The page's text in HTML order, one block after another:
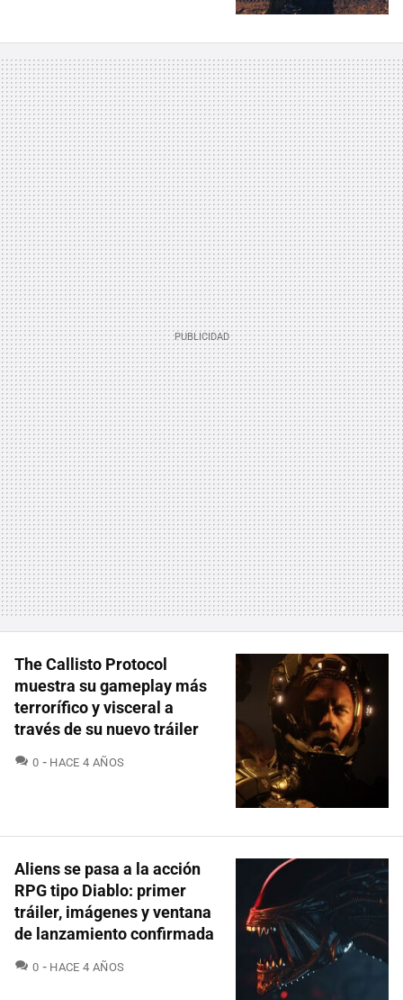
The Callisto Protocol
muestra su gameplay más
terrorífico y visceral a
través de su nuevo tráiler
0 COMENTARIOS
HACE 4 AÑOS
Aliens se pasa a la acción
RPG tipo Diablo: primer
tráiler, imágenes y ventana
de lanzamiento confirmada
0 COMENTARIOS
HACE 4 AÑOS